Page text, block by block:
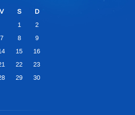
V S
D
1
2
7 8
9
15
16
22
23
29
30